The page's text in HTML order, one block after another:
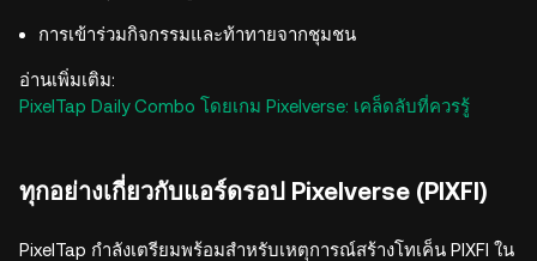
การเข้าร่วมกิจกรรมและท้าทายจากชุมชน
อ่านเพิ่มเติม:
PixelTap Daily Combo โดยเกม Pixelverse: เคล็ดลับที่ควรรู้
ทุกอย่างเกี่ยวกับแอร์ดรอป Pixelverse (PIXFI)
PixelTap กำลังเตรียมพร้อมสำหรับเหตุการณ์สร้างโทเค็น PIXFI ใน